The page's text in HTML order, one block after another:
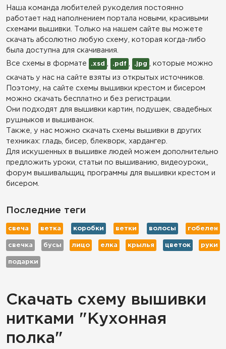
Наша команда любителей рукоделия постоянно
работает над наполнением портала новыми, красивыми
схемами вышивки. Только на нашем сайте вы можете
скачать абсолютно любую схему, которая когда-либо
была доступна для скачивания.
Все схемы в формате
.xsd .pdf .jpg , которые можно
скачать у нас на сайте взяты из открытых источников.
Поэтому, на сайте схемы вышивки крестом и бисером
можно скачать бесплатно и без регистрации.
Они подходят для вышивки картин, подушек, свадебных
рушныков и вышиванок.
Также, у нас можно скачать схемы вышивки в других
техниках: гладь, бисер, блекворк, хардангер.
Для искушенных в вышивке людей можем дополнительно
предложить уроки, статьи по вышиванию, видеоуроки,,
форум вышивальщиц, программы для вышивки крестом и
бисером.
Последние теги
свеча ветка коробки ветки волосы гобелен
свечка бусы лицо елка крылья цветок руки
подарки
Скачать схему вышивки
нитками "Кухонная
полка"